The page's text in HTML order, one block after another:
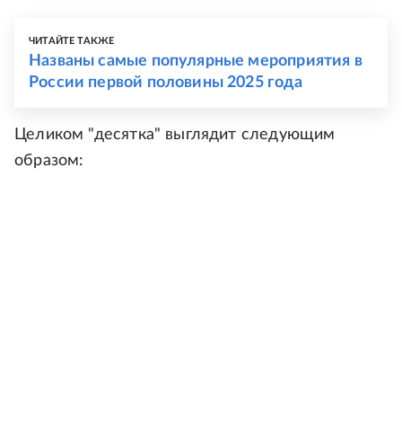
ЧИТАЙТЕ ТАКЖЕ
Названы самые популярные мероприятия в
России первой половины 2025 года
Целиком "десятка" выглядит следующим
образом: